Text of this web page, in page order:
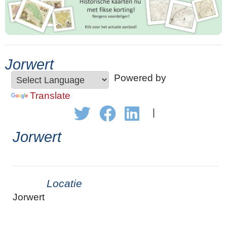
Jorwert
Powered by
Translate
Jorwert
Locatie
Jorwert